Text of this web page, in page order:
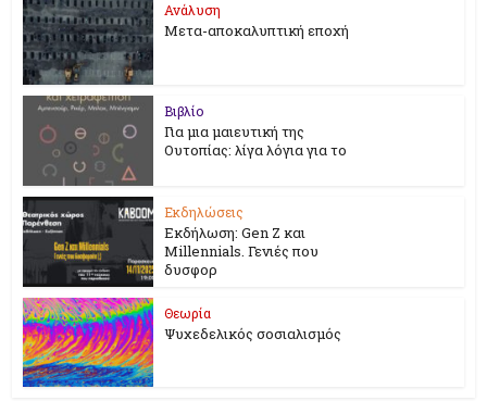
Ανάλυση
Μετα-αποκαλυπτική εποχή
Βιβλίο
Για μια μαιευτική της
Ουτοπίας: λίγα λόγια για το
Εκδηλώσεις
Εκδήλωση: Gen Z και
Millennials. Γενιές που
δυσφορ
Θεωρία
Ψυχεδελικός σοσιαλισμός